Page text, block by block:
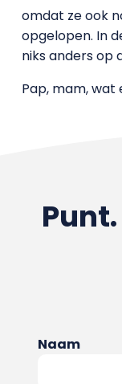
omdat ze ook
opgelopen. In
niks anders op
Pap, mam, wat
Naam